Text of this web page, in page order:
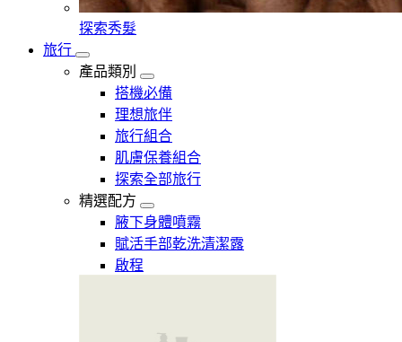
探索秀髮
旅行
產品類別
搭機必備
理想旅伴
旅行組合
肌膚保養組合
探索全部旅行
精選配方
腋下身體噴霧
賦活手部乾洗清潔露
啟程